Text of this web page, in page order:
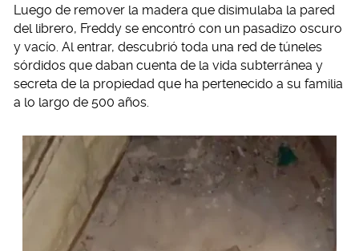
Luego de remover la madera que disimulaba la pared
del librero, Freddy se encontró con un pasadizo oscuro
y vacío. Al entrar, descubrió toda una red de túneles
sórdidos que daban cuenta de la vida subterránea y
secreta de la propiedad que ha pertenecido a su familia
a lo largo de 500 años.